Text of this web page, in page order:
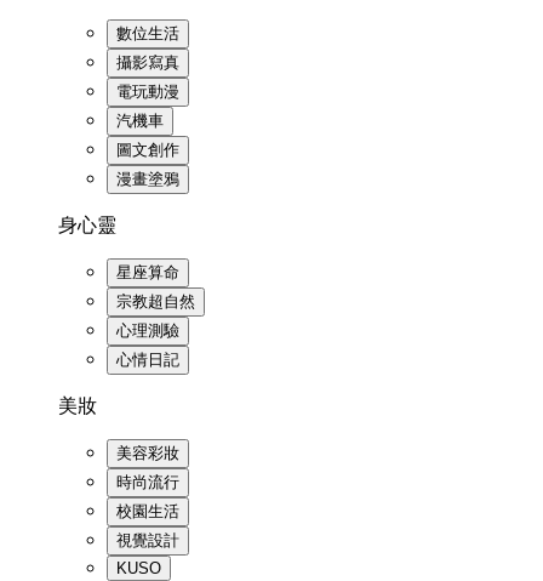
數位生活
攝影寫真
電玩動漫
汽機車
圖文創作
漫畫塗鴉
身心靈
星座算命
宗教超自然
心理測驗
心情日記
美妝
美容彩妝
時尚流行
校園生活
視覺設計
KUSO